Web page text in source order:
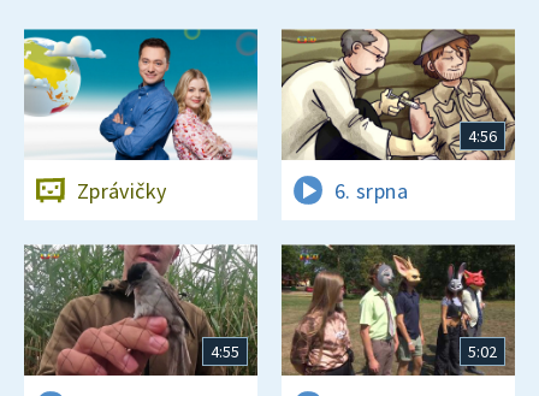
Zprávičky
4:56
6. srpna
4:55 5:02